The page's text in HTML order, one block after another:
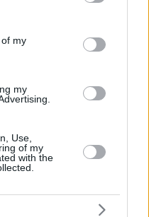
its third-party tags to
in below Google
my
my
Use,
of my
with the
αυτοι που το
οτι στο πλοιο
με κινητικα
μερες πριν
χρειαστηκε να
και να τον
αρρωστο νυχτιατικα